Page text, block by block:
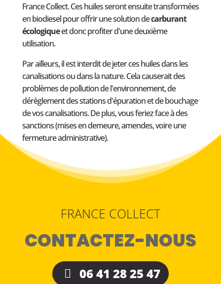
France Collect. Ces huiles seront ensuite transformées
en biodiesel pour offrir une solution decarburant
écologiqueet donc profiter d'une deuxième
utilisation.
Par ailleurs, il est interdit de jeter ces huiles dans les
canalisations ou dans la nature. Cela causerait des
problèmes de pollution de l'environnement, de
dérèglement des stations d'épuration et de bouchage
de vos canalisations. De plus, vous feriez face à des
sanctions (mises en demeure, amendes, voire une
fermeture administrative).
FRANCE COLLECT
CONTACTEZ-NOUS
06 41 28 25 47